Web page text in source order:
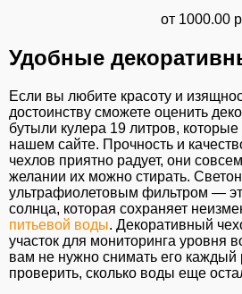
от 1000.00
Удобные
Если вы любите красоту и
достоинству сможете оценить
бутыли кулера 19 литров,
нашем сайте. Прочность и
чехлов приятно радует, они
желании их можно стирать.
ультрафиолетовым фильтром —
солнца, которая сохраняет
питьевой воды. Декоративный
участок для мониторинга уровня
вам не нужно снимать его каждый
проверить, сколько воды еще